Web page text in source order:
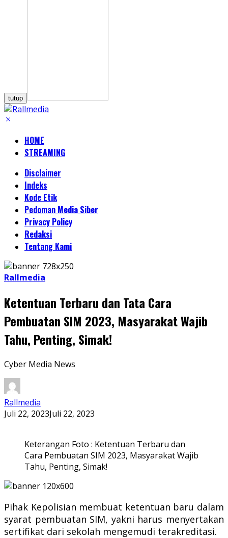
tutup
HOME
STREAMING
Disclaimer
Indeks
Kode Etik
Pedoman Media Siber
Privacy Policy
Redaksi
Tentang Kami
Rallmedia
Ketentuan Terbaru dan Tata Cara
Pembuatan SIM 2023, Masyarakat Wajib
Tahu, Penting, Simak!
Cyber Media News
Rallmedia
Juli 22, 2023Juli 22, 2023
Keterangan Foto : Ketentuan Terbaru dan
Cara Pembuatan SIM 2023, Masyarakat Wajib
Tahu, Penting, Simak!
Pihak Kepolisian membuat ketentuan baru dalam
syarat pembuatan SIM, yakni harus menyertakan
sertifikat dari sekolah mengemudi terakreditasi.